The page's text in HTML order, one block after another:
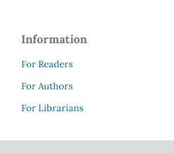
Information
For Readers
For Authors
For Librarians